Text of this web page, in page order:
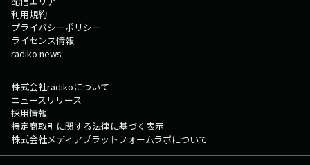
利用規約
プライバシーポリシー
ライセンス情報
radiko news
株式会社radikoについて
ニュースリリース
採用情報
特定商取引に関する法律に基づく表示
株式会社メディアプラットフォームラボについて